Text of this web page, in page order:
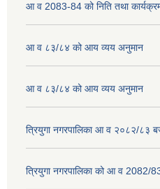
आ व 2083-84 को निति तथा
आ व ८३/८४ को आय व्यय अनुमान
आ व ८३/८४ को आय व्यय अनुमान
त्रियुगा नगरपालिका आ व २०८२/८३
त्रियुगा नगरपालिका को आ व 2082/